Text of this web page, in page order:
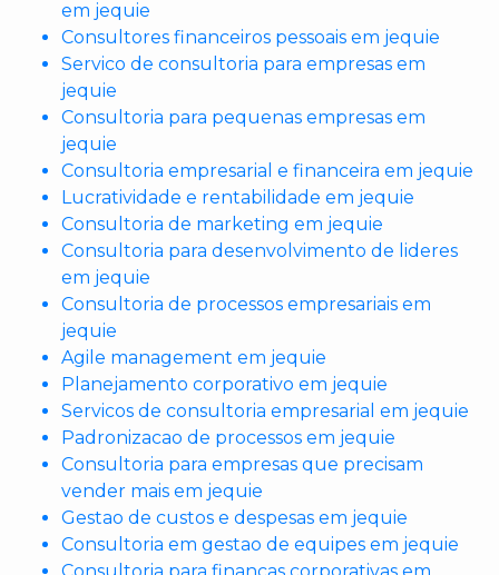
em jequie
Consultores financeiros pessoais em jequie
Servico de consultoria para empresas em
jequie
Consultoria para pequenas empresas em
jequie
Consultoria empresarial e financeira em jequie
Lucratividade e rentabilidade em jequie
Consultoria de marketing em jequie
Consultoria para desenvolvimento de lideres
em jequie
Consultoria de processos empresariais em
jequie
Agile management em jequie
Planejamento corporativo em jequie
Servicos de consultoria empresarial em jequie
Padronizacao de processos em jequie
Consultoria para empresas que precisam
vender mais em jequie
Gestao de custos e despesas em jequie
Consultoria em gestao de equipes em jequie